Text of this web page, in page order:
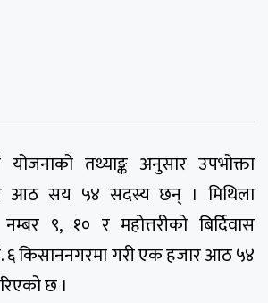
तथ्याङ्क अनुसार उपभोक्ता
आठ सय ५४ सदस्य छन् । मिथिला
९, १० र महोत्तरीको बिर्दिवास
६ किसाननगरमा गरी एक हजार आठ ५४
छ ।